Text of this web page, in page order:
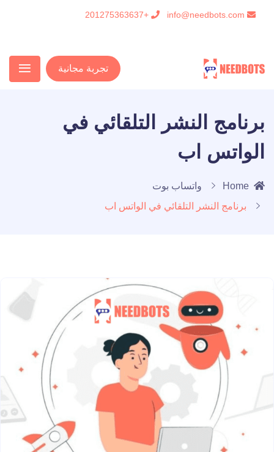
+201275363637
تجربة مجانية
برنامج النشر التلقائي في
الواتس اب
Home
واتساب بوت
برنامج النشر التلقائي في الواتس اب